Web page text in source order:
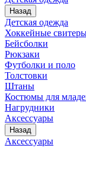
Назад
Детская одежда
Хоккейные
Бейсболки
Рюкзаки
Футболки и поло
Толстовки
Штаны
Костюмы для
Нагрудники
Аксессуары
Назад
Аксессуары